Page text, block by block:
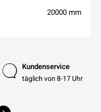
20000 mm
Kundenservice
täglich von 8-17 Uhr